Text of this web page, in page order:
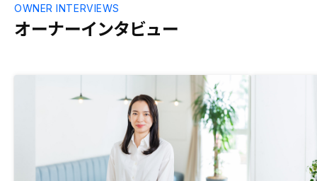
オーナーインタビュー
OWNER INTERVIEWS